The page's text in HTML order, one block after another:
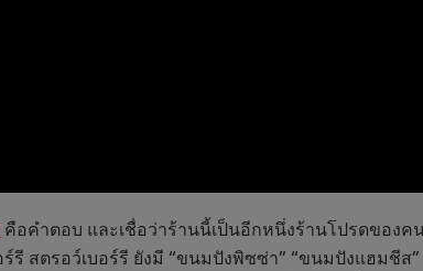
คือคำตอบ และเชื่อว่าร้านนี้เป็นอีกหนึ่งร้านโปรดของค
สตรอว์เบอร์รี ยังมี “ขนมปังพิซซ่า” “ขนมปังแฮมชี